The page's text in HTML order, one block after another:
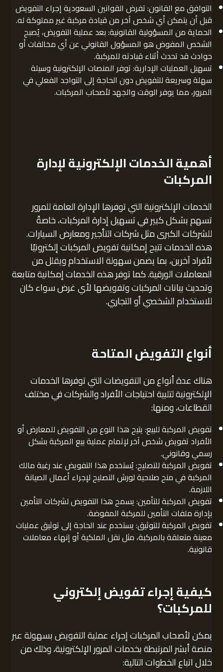
التوافق مع القانون: تفرض القوانين السعودية إجراء التفويض
قبل أن يتمكن أي شخص آخر من قيادة مركبة غير مملوكة له.
الحماية من المسؤولية القانونية: بعد عملية التفويض، يُصبح
الشخص المفوض هو المسؤول القانوني عن أي مخالفات أو
حوادث قد تحدث أثناء قيادته للمركبة.
تسهيل العمليات الإدارية: توفر المنصات الإلكترونية وسيلة
سهلة وسريعة للتفويض دون الحاجة إلى التواجد الفعلي في
المرور، مما يوفر الوقت والجهد لأصحاب المركبات.
أهمية الخدمات الإلكترونية لإدارة
المركبات
الخدمات الإلكترونية التي توفرها الإدارة العامة للمرور
تسهم بشكل كبير في تسهيل إدارة المركبات، خاصةً
للشركات الكبرى مثل شركات التأجير ومعارض السيارات.
هذه الخدمات تتيح إمكانية تفويض المركبات إلكترونيًا
لأفراد آخرين، بما يضمن سهولة الاستخدام ويقلل من
المعاملات الورقية. كما توفر هذه الخدمات إمكانية متابعة
وتحديث بيانات المركبات وتفويضها لأي غرض سواء كان
للاستخدام الشخصي أو التجاري.
أنواع التفويض المتاحة
هناك عدة أنواع من التفويضات التي توفرها الخدمات
الإلكترونية لتلبية احتياجات الأفراد والشركات في مختلف
القطاعات، ومنها:
تفويض المركبة للبيع: يتيح هذا النوع من التفويض للمعارض أو
الأفراد تفويض شخص آخر لإتمام عملية بيع المركبة بشكل
رسمي وقانوني.
تفويض المركبة للتصليح: يُستخدم هذا التفويض عند رغبة مالك
المركبة في منح صلاحية لورش التصليح لإجراء أعمال الصيانة
اللازمة.
تفويض المركبة للتأمين: يسمح هذا التفويض لشركات التأمين
بإدارة ملفات التأمين للمركبة المفوضة.
تفويض المركبة للتوثيق: يستخدم عند الحاجة إلى توثيق عمليات
معينة متعلقة بالمركبة، مثل نقل الملكية أو إنهاء معاملات
قانونية.
كيفية إجراء تفويض إلكتروني
للمركبات؟
يمكن لأصحاب المركبات إجراء عملية التفويض بسهولة عبر
منصة أبشر المرتبطة بخدمات المرور الإلكترونية، وذلك من
خلال اتباع الخطوات التالية: